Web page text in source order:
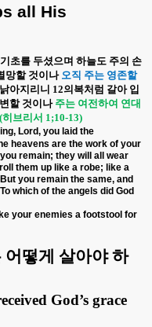
all His
초를 두셨으며 하늘도 주의 손
망할 것이나 오직 주는 영존할
아지리니 12의복처럼 갈아 입
할 것이나 주는 여전하여 연대
(히브리서 1;10-13)
Lord, you laid the
heavens are the work of your
remain; they will all wear
them up like a robe; like a
you remain the same, and
which of the angels did God
your enemies a footstool for
떻게 살아야 하
God’s grace